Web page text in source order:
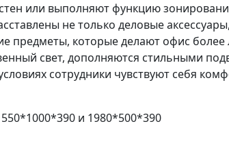
или выполняют функцию
не только деловые
предметы, которые делают офис
свет, дополняются стильными
сотрудники чувствуют себя
и 1980*500*390